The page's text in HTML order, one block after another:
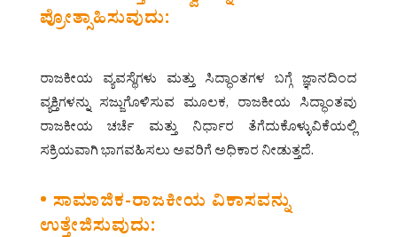
ಪ್ರೋತ್ಸಾಹಿಸುವುದು:
ರಾಜಕೀಯ ವ್ಯವಸ್ಥೆಗಳು ಮತ್ತು ಸಿದ್ಧಾಂತಗಳ ಬಗ್ಗೆ ಜ್ಞಾನದಿಂದ
ವ್ಯಕ್ತಿಗಳನ್ನು ಸಜ್ಜುಗೊಳಿಸುವ ಮೂಲಕ, ರಾಜಕೀಯ ಸಿದ್ಧಾಂತವು
ರಾಜಕೀಯ ಚರ್ಚೆ ಮತ್ತು ನಿರ್ಧಾರ ತೆಗೆದುಕೊಳ್ಳುವಿಕೆಯಲ್ಲಿ
ಸಕ್ರಿಯವಾಗಿ ಭಾಗವಹಿಸಲು ಅವರಿಗೆ ಅಧಿಕಾರ ನೀಡುತ್ತದೆ.
• ಸಾಮಾಜಿಕ-ರಾಜಕೀಯ ವಿಕಾಸವನ್ನು
ಉತ್ತೇಜಿಸುವುದು: